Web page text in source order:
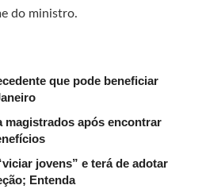
do ministro.
que pode beneficiar
magistrados após encontrar
jovens” e terá de adotar
Entenda